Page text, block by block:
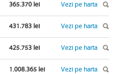
365.370 lei Vezi pe harta
431.783 lei Vezi pe harta
425.753 lei Vezi pe harta
1.008.365 lei Vezi pe harta